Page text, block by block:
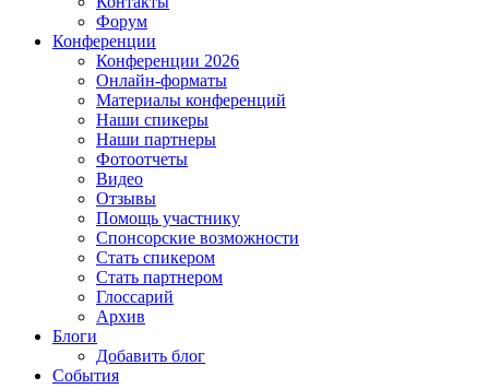
Форум
Конференции
Конференции 2026
Онлайн-форматы
Материалы конференций
Наши спикеры
Наши партнеры
Фотоотчеты
Видео
Отзывы
Помощь участнику
Спонсорские возможности
Стать спикером
Стать партнером
Глоссарий
Архив
Блоги
Добавить блог
События